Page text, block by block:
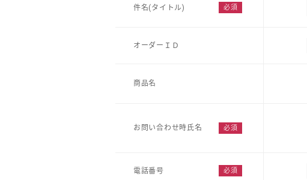
件名(タイトル)
オーダーＩＤ
商品名
お問い合わせ時氏名
電話番号